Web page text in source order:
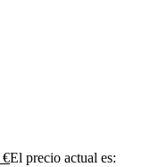
€El precio actual es: